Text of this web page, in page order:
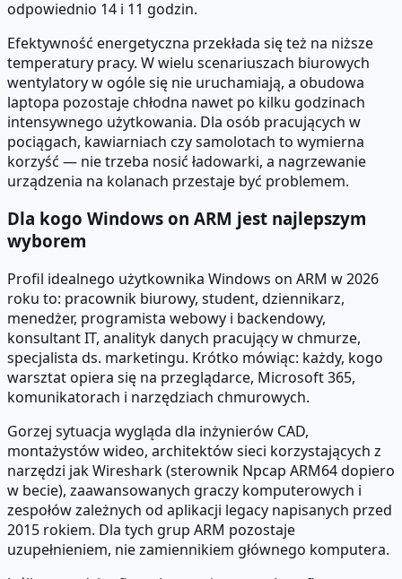
odpowiednio 14 i 11 godzin.
Efektywność energetyczna przekłada się też na niższe
temperatury pracy. W wielu scenariuszach biurowych
wentylatory w ogóle się nie uruchamiają, a obudowa
laptopa pozostaje chłodna nawet po kilku godzinach
intensywnego użytkowania. Dla osób pracujących w
pociągach, kawiarniach czy samolotach to wymierna
korzyść — nie trzeba nosić ładowarki, a nagrzewanie
urządzenia na kolanach przestaje być problemem.
Dla kogo Windows on ARM jest najlepszym
wyborem
Profil idealnego użytkownika Windows on ARM w 2026
roku to: pracownik biurowy, student, dziennikarz,
menedżer, programista webowy i backendowy,
konsultant IT, analityk danych pracujący w chmurze,
specjalista ds. marketingu. Krótko mówiąc: każdy, kogo
warsztat opiera się na przeglądarce, Microsoft 365,
komunikatorach i narzędziach chmurowych.
Gorzej sytuacja wygląda dla inżynierów CAD,
montażystów wideo, architektów sieci korzystających z
narzędzi jak Wireshark (sterownik Npcap ARM64 dopiero
w becie), zaawansowanych graczy komputerowych i
zespołów zależnych od aplikacji legacy napisanych przed
2015 rokiem. Dla tych grup ARM pozostaje
uzupełnieniem, nie zamiennikiem głównego komputera.